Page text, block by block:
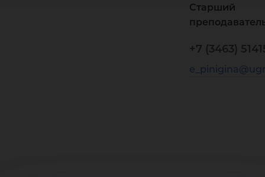
Старший
+7 (3463)